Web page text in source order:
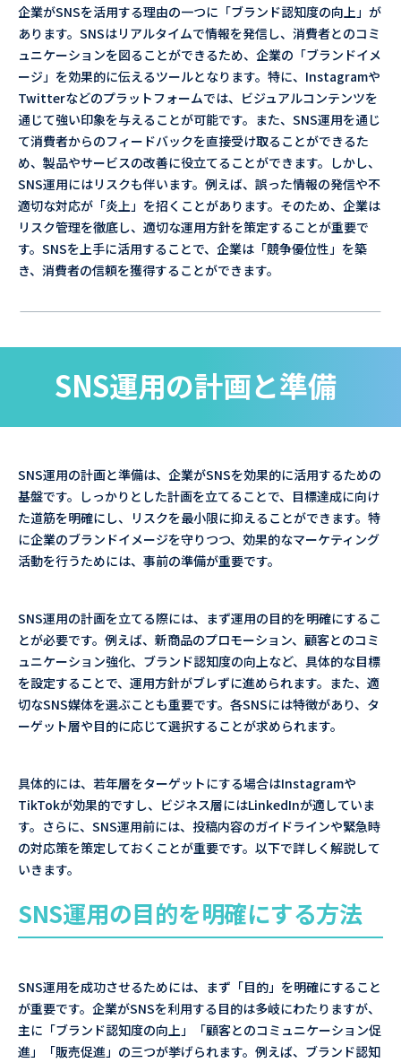
企業がSNSを活用する理由の一つに「ブランド認知度の向上」が
あります。SNSはリアルタイムで情報を発信し、消費者とのコミ
ュニケーションを図ることができるため、企業の「ブランドイメ
ージ」を効果的に伝えるツールとなります。特に、Instagramや
Twitterなどのプラットフォームでは、ビジュアルコンテンツを
通じて強い印象を与えることが可能です。また、SNS運用を通じ
て消費者からのフィードバックを直接受け取ることができるた
め、製品やサービスの改善に役立てることができます。しかし、
SNS運用にはリスクも伴います。例えば、誤った情報の発信や不
適切な対応が「炎上」を招くことがあります。そのため、企業は
リスク管理を徹底し、適切な運用方針を策定することが重要で
す。SNSを上手に活用することで、企業は「競争優位性」を築
き、消費者の信頼を獲得することができます。
SNS運用の計画と準備
SNS運用の計画と準備は、企業がSNSを効果的に活用するための
基盤です。しっかりとした計画を立てることで、目標達成に向け
た道筋を明確にし、リスクを最小限に抑えることができます。特
に企業のブランドイメージを守りつつ、効果的なマーケティング
活動を行うためには、事前の準備が重要です。
SNS運用の計画を立てる際には、まず運用の目的を明確にするこ
とが必要です。例えば、新商品のプロモーション、顧客とのコミ
ュニケーション強化、ブランド認知度の向上など、具体的な目標
を設定することで、運用方針がブレずに進められます。また、適
切なSNS媒体を選ぶことも重要です。各SNSには特徴があり、タ
ーゲット層や目的に応じて選択することが求められます。
具体的には、若年層をターゲットにする場合はInstagramや
TikTokが効果的ですし、ビジネス層にはLinkedInが適していま
す。さらに、SNS運用前には、投稿内容のガイドラインや緊急時
の対応策を策定しておくことが重要です。以下で詳しく解説して
いきます。
SNS運用の目的を明確にする方法
SNS運用を成功させるためには、まず「目的」を明確にすること
が重要です。企業がSNSを利用する目的は多岐にわたりますが、
主に「ブランド認知度の向上」「顧客とのコミュニケーション促
進」「販売促進」の三つが挙げられます。例えば、ブランド認知